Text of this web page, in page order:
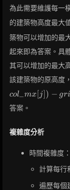
為此需要維護每一
的建築物高度最大
築物可以增加的最
起來即為答案。具
其可以增加的最大
該建築物的原高度
col mx [j]) − gr
答案。
複雜度分析
時間複雜度：
計算每行
遍歷每個